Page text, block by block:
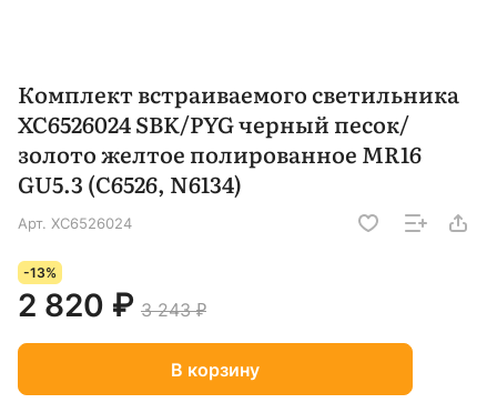
Комплект встраиваемого светильника
XC6526024 SBK/PYG черный песок/
золото желтое полированное MR16
GU5.3 (C6526, N6134)
Арт. XC6526024
-13%
2 820 ₽ 3 243 ₽
В корзину